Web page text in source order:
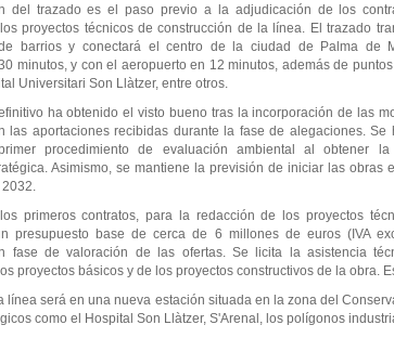
del trazado es el paso previo a la adjudicación de los
proyectos técnicos de construcción de la línea. El trazado
barrios y conectará el centro de la ciudad de Palma de
minutos, y con el aeropuerto en 12 minutos, además de
Universitari Son Llàtzer, entre otros.
ha obtenido el visto bueno tras la incorporación de las
las aportaciones recibidas durante la fase de alegaciones. Se
procedimiento de evaluación ambiental al obtener la
Asimismo, se mantiene la previsión de iniciar las obras
primeros contratos, para la redacción de los proyectos
presupuesto base de cerca de 6 millones de euros (IVA
fase de valoración de las ofertas. Se licita la asistencia
proyectos básicos y de los proyectos constructivos de la obra.
línea será en una nueva estación situada en la zona del
como el Hospital Son Llàtzer, S'Arenal, los polígonos